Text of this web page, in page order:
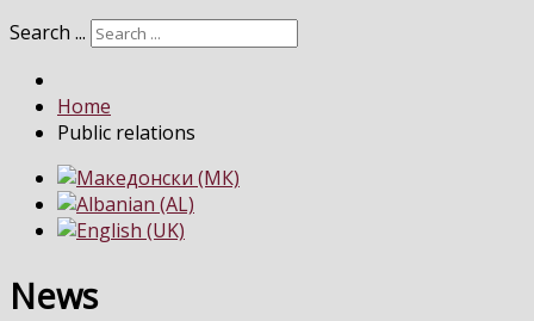
Search ...
Home
Public relations
News